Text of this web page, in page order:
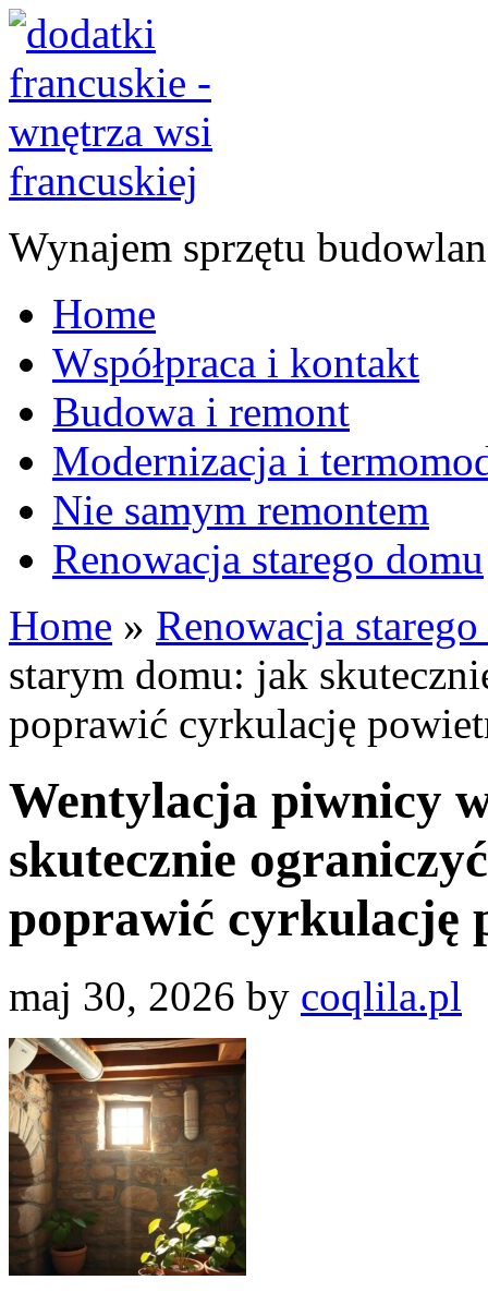
Wynajem sprzętu
Home
Współpraca i kontakt
Budowa i remont
Modernizacja i
Nie samym remontem
Renowacja starego domu
Home » Renowacja
starym domu: jak
poprawić cyrkulację
Wentylacja piwnicy
skutecznie
poprawić cyrkulację
maj 30, 2026 by coqlila.pl